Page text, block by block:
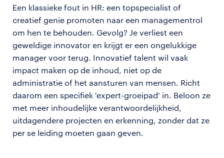
Een klassieke fout in HR: een topspecialist of
creatief genie promoten naar een managementrol
om hen te behouden. Gevolg? Je verliest een
geweldige innovator en krijgt er een ongelukkige
manager voor terug. Innovatief talent wil vaak
impact maken op de inhoud, niet op de
administratie of het aansturen van mensen. Richt
daarom een specifiek 'expert-groeipad' in. Beloon ze
met meer inhoudelijke verantwoordelijkheid,
uitdagendere projecten en erkenning, zonder dat ze
per se leiding moeten gaan geven.